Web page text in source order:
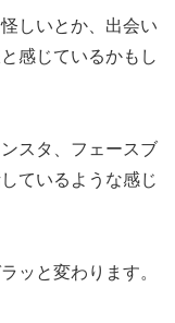
しいとか、出会い
感じているかもし
スタ、フェースブ
ているような感じ
ッと変わります。